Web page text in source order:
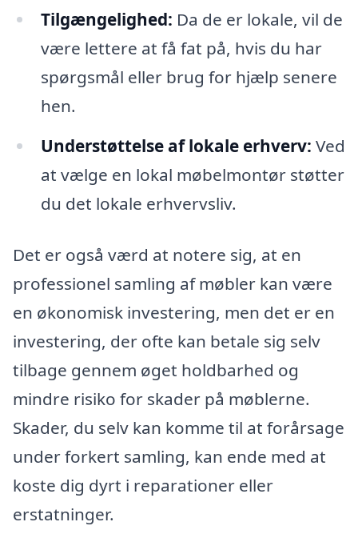
Tilgængelighed: Da de er lokale, vil de
være lettere at få fat på, hvis du har
spørgsmål eller brug for hjælp senere
hen.
Understøttelse af lokale erhverv: Ved
at vælge en lokal møbelmontør støtter
du det lokale erhvervsliv.
Det er også værd at notere sig, at en
professionel samling af møbler kan være
en økonomisk investering, men det er en
investering, der ofte kan betale sig selv
tilbage gennem øget holdbarhed og
mindre risiko for skader på møblerne.
Skader, du selv kan komme til at forårsage
under forkert samling, kan ende med at
koste dig dyrt i reparationer eller
erstatninger.